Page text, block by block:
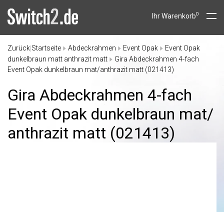
Ihr Warenkorb0
Zurück Startseite Abdeckrahmen Event Opak
Event Opak
dunkelbraun matt anthrazit matt
Gira Abdeckrahmen 4-fach
Event Opak dunkelbraun mat/anthrazit matt (021413)
Gira Abdeckrahmen 4-fach
Event Opak dunkelbraun mat/
anthrazit matt (021413)